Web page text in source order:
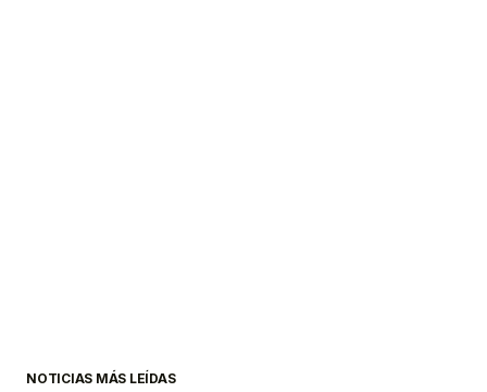
NOTICIAS MÁS LEÍDAS